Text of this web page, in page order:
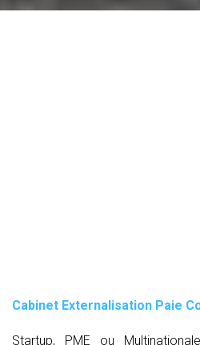
Cabinet Externalisation Paie
Startup, PME ou